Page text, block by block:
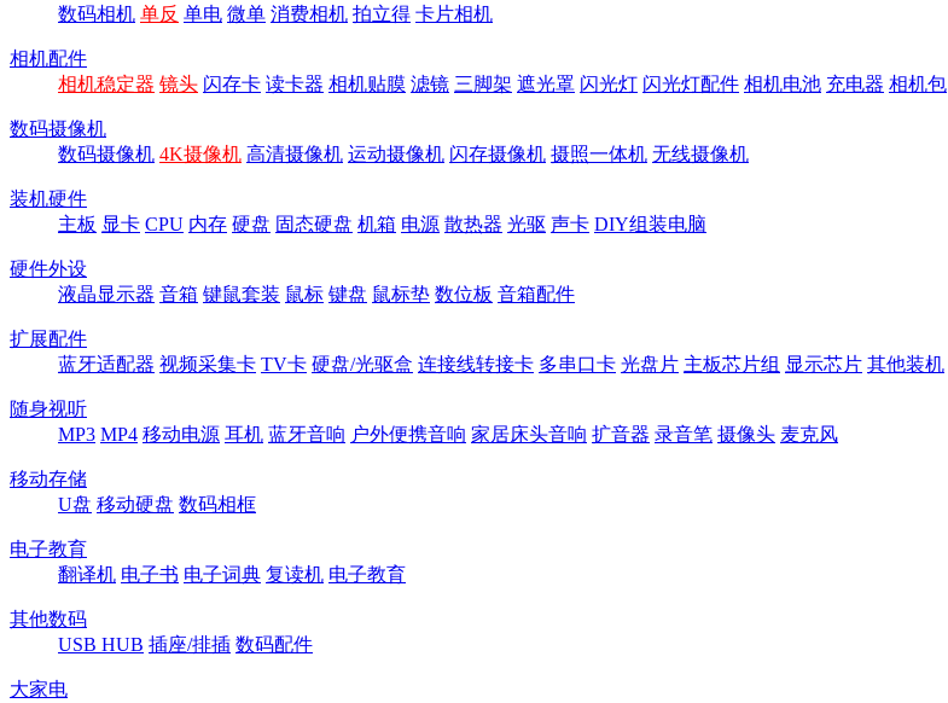
数码相机 单反 单电 微单 消费相机 拍立得 卡片相机
相机配件
相机稳定器 镜头 闪存卡 读卡器 相机贴膜 滤镜 三脚架 遮光罩 闪光灯 闪光灯配件 相机电池 充电器 相机包
数码摄像机
数码摄像机 4K摄像机 高清摄像机 运动摄像机 闪存摄像机 摄照一体机 无线摄像机
装机硬件
主板 显卡 CPU 内存 硬盘 固态硬盘 机箱 电源 散热器 光驱 声卡 DIY组装电脑
硬件外设
液晶显示器 音箱 键鼠套装 鼠标 键盘 鼠标垫 数位板 音箱配件
扩展配件
蓝牙适配器 视频采集卡 TV卡 硬盘/光驱盒 连接线转接卡 多串口卡 光盘片 主板芯片组 显示芯片 其他装机
随身视听
MP3 MP4 移动电源 耳机 蓝牙音响 户外便携音响 家居床头音响 扩音器 录音笔 摄像头 麦克风
移动存储
U盘 移动硬盘 数码相框
电子教育
翻译机 电子书 电子词典 复读机 电子教育
其他数码
USB HUB 插座/排插 数码配件
大家电